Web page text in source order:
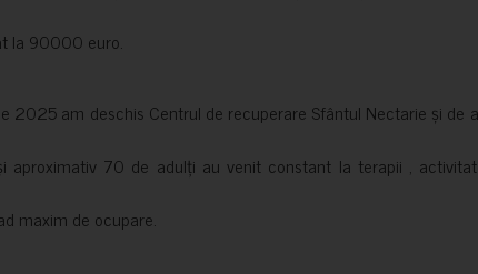
la 90000 euro.
2025 am deschis Centrul de recuperare Sfântul Nectarie și de
aproximativ 70 de adulți au venit constant la terapii ,
maxim de ocupare.